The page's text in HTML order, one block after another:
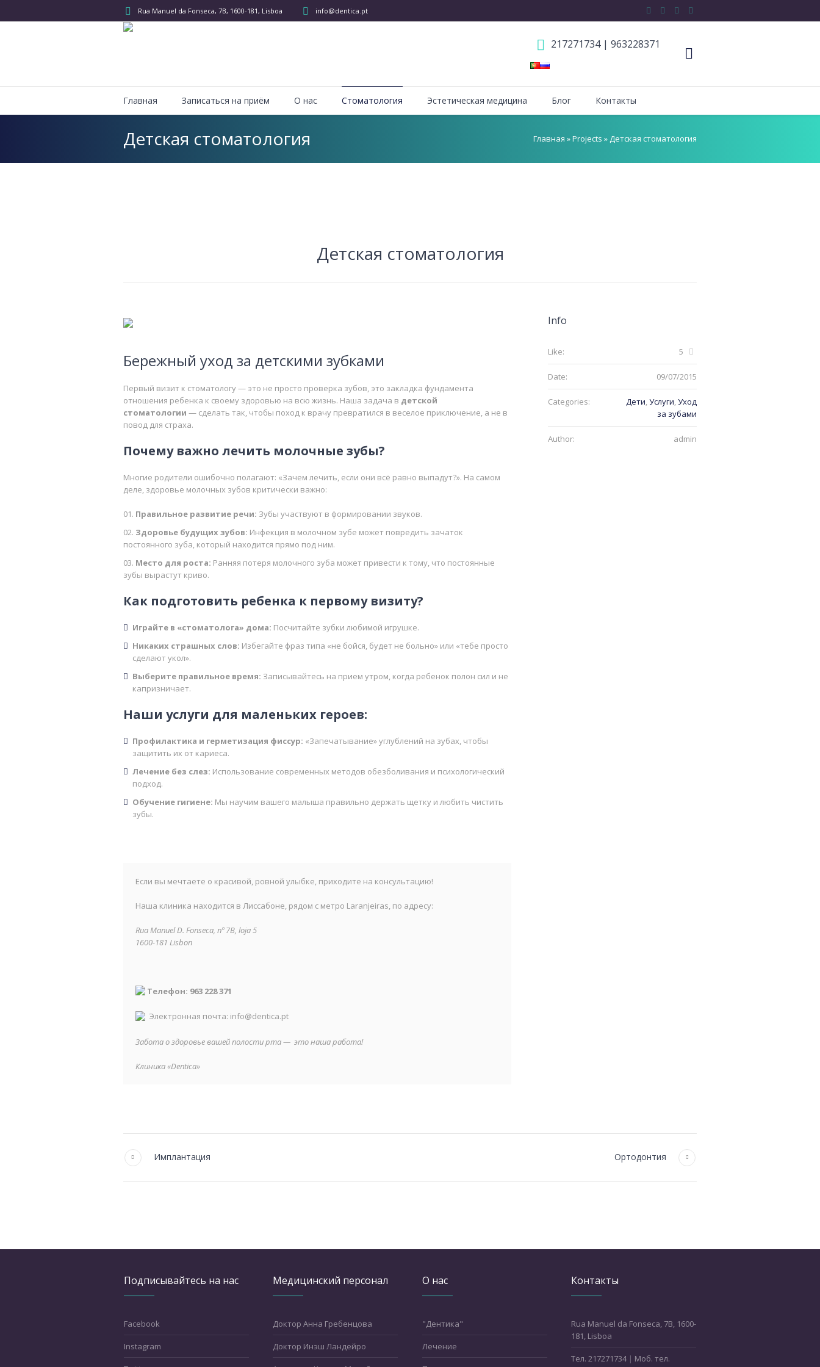
Rua Manuel da Fonseca, 7B, 1600-181, Lisboa info@dentica.pt
217271734 | 963228371
Главная Записаться на приём О нас Стоматология Эстетическая медицина Блог Контакты
Детская стоматология Главная »Projects »Детская стоматология
Детская стоматология
Бережный уход за детскими зубками
Первый визит к стоматологу — это не просто проверка зубов, это закладка фундамента
отношения ребенка к своему здоровью на всю жизнь. Наша задача в детской
стоматологии — сделать так, чтобы поход к врачу превратился в веселое приключение, а не в
повод для страха.
Почему важно лечить молочные зубы?
Многие родители ошибочно полагают: «Зачем лечить, если они всё равно выпадут?». На самом
деле, здоровье молочных зубов критически важно:
Правильное развитие речи: Зубы участвуют в формировании звуков.
Здоровье будущих зубов: Инфекция в молочном зубе может повредить зачаток
постоянного зуба, который находится прямо под ним.
Место для роста: Ранняя потеря молочного зуба может привести к тому, что постоянные
зубы вырастут криво.
Как подготовить ребенка к первому визиту?
Играйте в «стоматолога» дома: Посчитайте зубки любимой игрушке.
Никаких страшных слов: Избегайте фраз типа «не бойся, будет не больно» или «тебе просто
сделают укол».
Выберите правильное время: Записывайтесь на прием утром, когда ребенок полон сил и не
капризничает.
Наши услуги для маленьких героев:
Профилактика и герметизация фиссур: «Запечатывание» углублений на зубах, чтобы
защитить их от кариеса.
Лечение без слез: Использование современных методов обезболивания и психологический
подход.
Обучение гигиене: Мы научим вашего малыша правильно держать щетку и любить чистить
зубы.
Если вы мечтаете о красивой, ровной улыбке, приходите на консультацию!
Наша клиника находится в Лиссабоне, рядом с метро Laranjeiras, по адресу:
Rua Manuel D. Fonseca, nº 7B, loja 5
1600-181 Lisbon
Телефон: 963 228 371
Электронная почта: info@dentica.pt
Забота о здоровье вашей полости рта — это наша работа!
Клиника «Dentica»
Info
Like: 5
Date: 09/07/2015
Categories: Дети,Услуги,Уход
за зубами
Author: admin
Ортодонтия
Имплантация
Подписывайтесь на нас
Facebook
Instagram
Медицинский персонал
Доктор Анна Гребенцова
Доктор Инэш Ландейро
О нас
"Дентика"
Лечение
Контакты
Rua Manuel da Fonseca, 7B, 1600-
181, Lisboa
Teл. 217271734 | Моб. тел.